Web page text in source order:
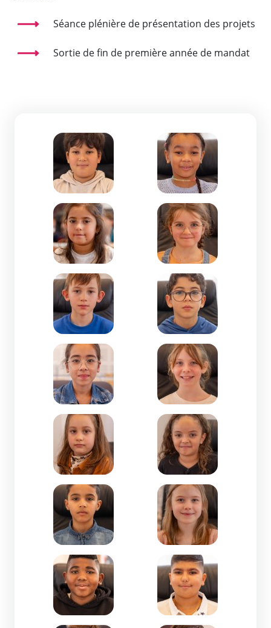
Séance plénière de présentation des projets
Sortie de fin de première année de mandat
Zoom de l'image Aïdam MIQUEL-CM1-Jean
Zoom de l'image Alicia
Zoom de l'image Amélia KADDOURI-CE2-La
Zoom de l'image Anna
Zoom de l'image Antoine CIAMPI-CE2-Isly
Zoom de l'image Aylan
Zoom de l'image Capucine MOTTE NAMMISAY-
Zoom de l'image
Zoom de l'image Clémence GAUBERT-CE2-
Zoom de l'image Djenah
Zoom de l'image El Bachir BENTEGGAR-CE2-Les
Zoom de l'image Eva
Zoom de l'image Fayel SAÏDI-CM2-Jules Ferry
Zoom de l'image Galust